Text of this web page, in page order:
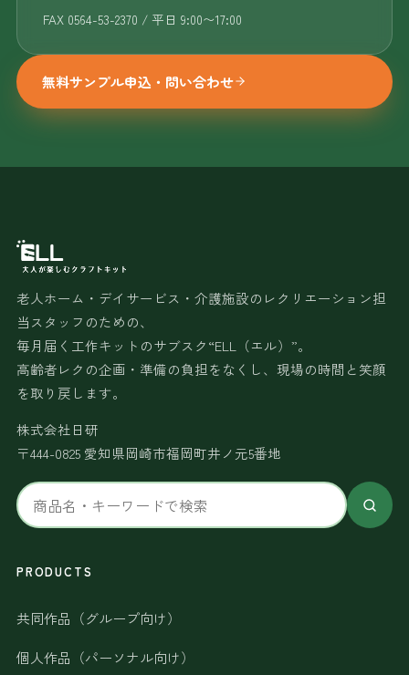
FAX 0564-53-2370 / 平日 9:00〜17:00
無料サンプル申込・問い合わせ
老人ホーム・デイサービス・介護施設のレクリエーション担
当スタッフのための、
毎月届く工作キットのサブスク“ELL（エル）”。
高齢者レクの企画・準備の負担をなくし、現場の時間と笑顔
を取り戻します。
株式会社日研
〒444-0825 愛知県岡崎市福岡町井ノ元5番地
サ
イ
内
索
PRODUCTS
共同作品（グループ向け）
個人作品（パーソナル向け）